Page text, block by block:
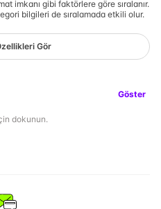
imkanı gibi faktörlere göre sıralanır.
bilgileri de sıralamada etkili olur.
Gör
Göster
dokunun.